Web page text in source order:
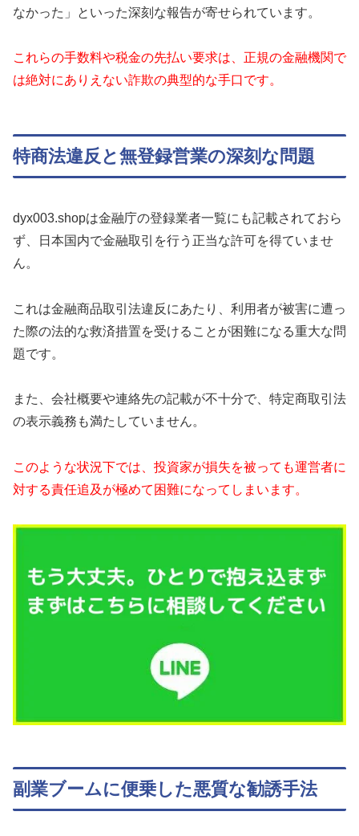
なかった」といった深刻な報告が寄せられています。
これらの手数料や税金の先払い要求は、正規の金融機関で
は絶対にありえない詐欺の典型的な手口です。
特商法違反と無登録営業の深刻な問題
dyx003.shopは金融庁の登録業者一覧にも記載されておら
ず、日本国内で金融取引を行う正当な許可を得ていませ
ん。
これは金融商品取引法違反にあたり、利用者が被害に遭っ
た際の法的な救済措置を受けることが困難になる重大な問
題です。
また、会社概要や連絡先の記載が不十分で、特定商取引法
の表示義務も満たしていません。
このような状況下では、投資家が損失を被っても運営者に
対する責任追及が極めて困難になってしまいます。
副業ブームに便乗した悪質な勧誘手法